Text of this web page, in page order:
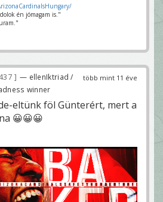
én jómagam is."
több mint 11 éve
— ellenIktriad /
winner
eltünk föl Günterért, mert a
😀😀😀